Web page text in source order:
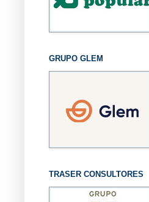
GRUPO GLEM
TRASER CONSULTORES